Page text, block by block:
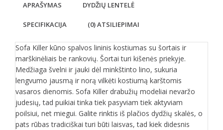
APRAŠYMAS DYDŽIŲ LENTELĖ
SPECIFIKACIJA (0) ATSILIEPIMAI
Sofa Killer kūno spalvos lininis kostiumas su šortais ir
marškinėliais be rankovių. Šortai turi kišenės priekyje.
Medžiaga švelni ir jauki dėl minkštinto lino, sukuria
lengvumo jausmą ir norą vilkėti kostiumą karštomis
vasaros dienomis. Sofa Killer drabužių modeliai nevaržo
judesių, tad puikiai tinka tiek pasyviam tiek aktyviam
poilsiui, net miegui. Galite rinktis iš plačios dydžių skalės, o
pats rūbas tradiciškai turi būti laisvas, tad kiek didesnis